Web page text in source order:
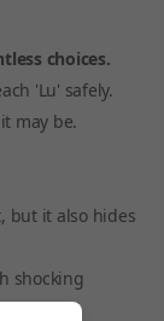
choices.
'Lu' safely.
may be.
but it also hides
shocking